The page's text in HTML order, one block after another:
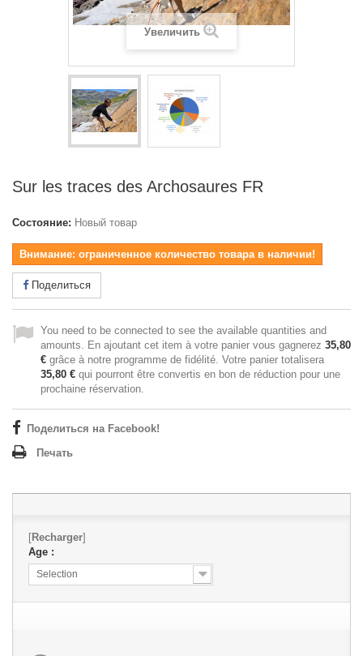
Увеличить
Sur les traces des Archosaures FR
Состояние: Новый товар
Внимание: ограниченное количество товара в наличии!
Поделиться
You need to be connected to see the available quantities and
amounts. En ajoutant cet item à votre panier vous gagnerez 35,80
€ grâce à notre programme de fidélité. Votre panier totalisera
35,80 € qui pourront être convertis en bon de réduction pour une
prochaine réservation.
Поделиться на Facebook!
Печать
[Recharger]
Age :
Selection